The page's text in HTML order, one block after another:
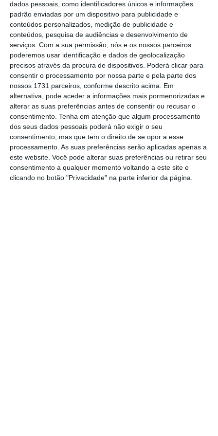
dados pessoais, como identificadores únicos e informações
padrão enviadas por um dispositivo para publicidade e
conteúdos personalizados, medição de publicidade e
conteúdos, pesquisa de audiências e desenvolvimento de
serviços. Com a sua permissão, nós e os nossos parceiros
poderemos usar identificação e dados de geolocalização
precisos através da procura de dispositivos. Poderá clicar para
consentir o processamento por nossa parte e pela parte dos
nossos 1731 parceiros, conforme descrito acima. Em
alternativa, pode aceder a informações mais pormenorizadas e
alterar as suas preferências antes de consentir ou recusar o
consentimento. Tenha em atenção que algum processamento
dos seus dados pessoais poderá não exigir o seu
consentimento, mas que tem o direito de se opor a esse
processamento. As suas preferências serão aplicadas apenas a
este website. Você pode alterar suas preferências ou retirar seu
consentimento a qualquer momento voltando a este site e
clicando no botão "Privacidade" na parte inferior da página.
poder de envolvimento com o consumidor, que
parece oferecer uma boa alternativa de conexão
numa altura em que o alcance em massa se torna
cada vez mais difícil e em que as pessoas se
afastam das grandes plataformas sociais.
Algumas marcas estão assim a começar a evoluir
em direção à criação defandoms, aponta o estudo,
procurando criar o seu próprio lugar no
ecossistema cultural. “Para as marcas que
conseguem misturar relevância cultural com
conexão, os fandomssão uma oportunidade
potente, oferecendo uma comunidade